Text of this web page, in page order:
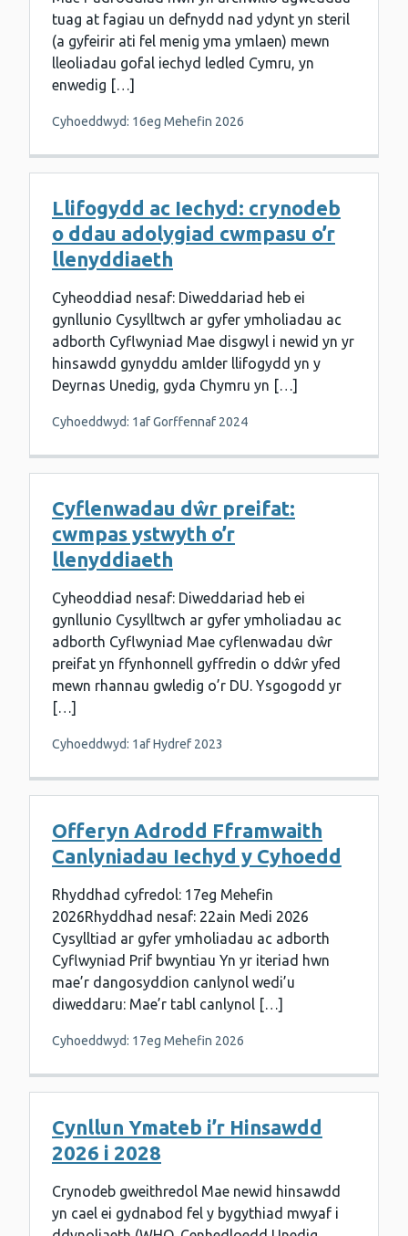
tuag at fagiau un defnydd nad ydynt yn steril
(a gyfeirir ati fel menig yma ymlaen) mewn
lleoliadau gofal iechyd ledled Cymru, yn
enwedig […]
Cyhoeddwyd: 16eg Mehefin 2026
Llifogydd ac Iechyd: crynodeb
o ddau adolygiad cwmpasu o’r
llenyddiaeth
Cyheoddiad nesaf: Diweddariad heb ei
gynllunio Cysylltwch ar gyfer ymholiadau ac
adborth Cyflwyniad Mae disgwyl i newid yn yr
hinsawdd gynyddu amlder llifogydd yn y
Deyrnas Unedig, gyda Chymru yn […]
Cyhoeddwyd: 1af Gorffennaf 2024
Cyflenwadau dŵr preifat:
cwmpas ystwyth o’r
llenyddiaeth
Cyheoddiad nesaf: Diweddariad heb ei
gynllunio Cysylltwch ar gyfer ymholiadau ac
adborth Cyflwyniad Mae cyflenwadau dŵr
preifat yn ffynhonnell gyffredin o ddŵr yfed
mewn rhannau gwledig o’r DU. Ysgogodd yr
[…]
Cyhoeddwyd: 1af Hydref 2023
Offeryn Adrodd Fframwaith
Canlyniadau Iechyd y Cyhoedd
Rhyddhad cyfredol: 17eg Mehefin
2026Rhyddhad nesaf: 22ain Medi 2026
Cysylltiad ar gyfer ymholiadau ac adborth
Cyflwyniad Prif bwyntiau Yn yr iteriad hwn
mae’r dangosyddion canlynol wedi’u
diweddaru: Mae’r tabl canlynol […]
Cyhoeddwyd: 17eg Mehefin 2026
Cynllun Ymateb i’r Hinsawdd
2026 i 2028
Crynodeb gweithredol Mae newid hinsawdd
yn cael ei gydnabod fel y bygythiad mwyaf i